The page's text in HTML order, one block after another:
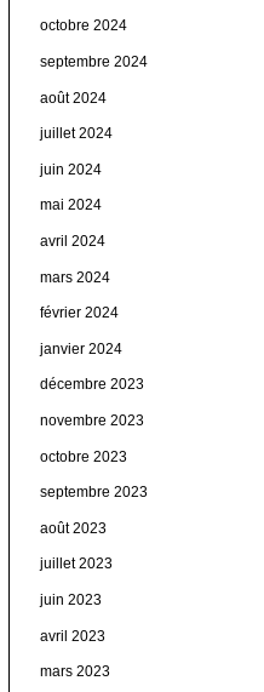
octobre 2024
septembre 2024
août 2024
juillet 2024
juin 2024
mai 2024
avril 2024
mars 2024
février 2024
janvier 2024
décembre 2023
novembre 2023
octobre 2023
septembre 2023
août 2023
juillet 2023
juin 2023
avril 2023
mars 2023